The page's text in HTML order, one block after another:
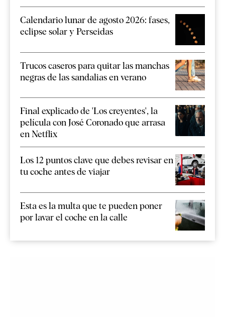
Calendario lunar de agosto 2026: fases,
eclipse solar y Perseidas
Trucos caseros para quitar las manchas
negras de las sandalias en verano
Final explicado de 'Los creyentes', la
película con José Coronado que arrasa
en Netflix
Los 12 puntos clave que debes revisar en
tu coche antes de viajar
Esta es la multa que te pueden poner
por lavar el coche en la calle